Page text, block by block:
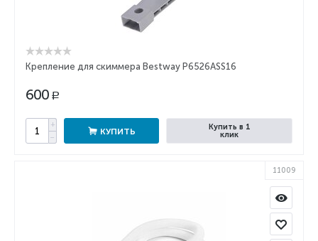
Крепление для скиммера Bestway P6526ASS16
600 Р
+
−
КУПИТЬ
Купить в 1
клик
11009